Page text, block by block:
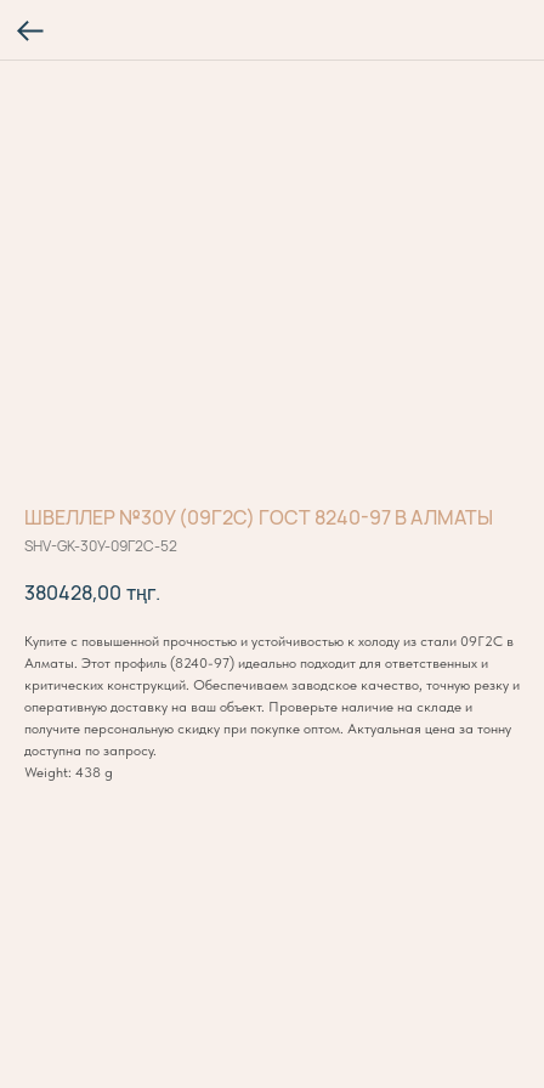
ШВЕЛЛЕР №30У (09Г2С) ГОСТ 8240-97 В АЛМАТЫ
SHV-GK-30У-09Г2С-52
380428,00 тңг.
Купите с повышенной прочностью и устойчивостью к холоду из стали 09Г2С в
Алматы. Этот профиль (8240-97) идеально подходит для ответственных и
критических конструкций. Обеспечиваем заводское качество, точную резку и
оперативную доставку на ваш объект. Проверьте наличие на складе и
получите персональную скидку при покупке оптом. Актуальная цена за тонну
доступна по запросу.
Weight: 438 g